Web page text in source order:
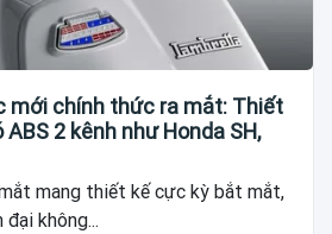
mới chính thức ra mắt: Thiết
2 kênh như Honda SH,
mang thiết kế cực kỳ bắt mắt,
không...